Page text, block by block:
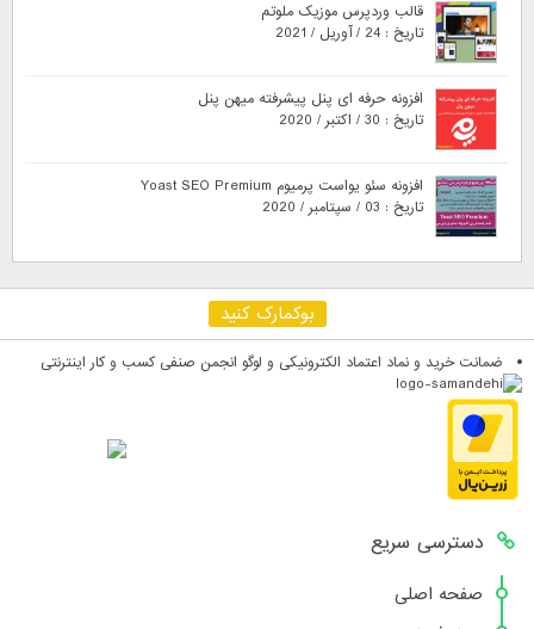
قالب وردپرس موزیک ملوتم
تاریخ : 24 / آوریل / 2021
افزونه حرفه ای پنل پیشرفته میهن پنل
تاریخ : 30 / اکتبر / 2020
افزونه سئو یواست پرمیوم Yoast SEO Premium
تاریخ : 03 / سپتامبر / 2020
بوکمارک کنید
ضمانت خرید و نماد اعتماد الکترونیکی و لوگو انجمن صنفی کسب و کار اینترنتی
دسترسی سریع
صفحه اصلی